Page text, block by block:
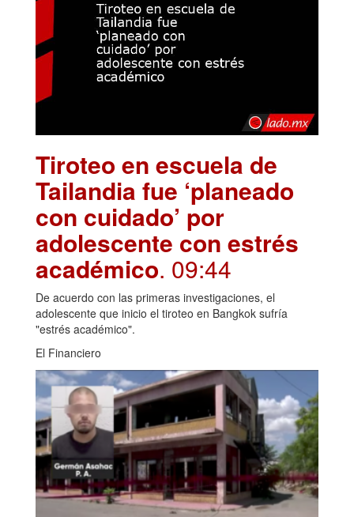
Tiroteo en escuela de
Tailandia fue ‘planeado
con cuidado’ por
adolescente con estrés
académico. 09:44
De acuerdo con las primeras investigaciones, el
adolescente que inicio el tiroteo en Bangkok sufría
"estrés académico".
El Financiero